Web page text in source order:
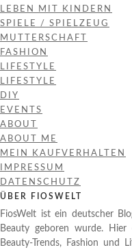
LEBEN MIT KINDERN
SPIELE / SPIELZEUG
MUTTERSCHAFT
FASHION
LIFESTYLE
LIFESTYLE
DIY
EVENTS
ABOUT
ABOUT ME
MEIN KAUFVERHALTEN
IMPRESSUM
DATENSCHUTZ
ÜBER FIOSWELT
FiosWelt ist ein deutscher
Beauty geboren wurde.
Beauty-Trends, Fashion und